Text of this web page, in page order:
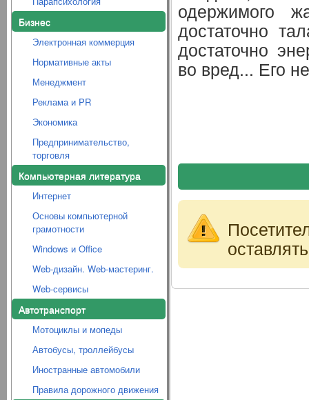
Бизнес
Электронная коммерция
Нормативные акты
Менеджмент
Реклама и PR
Экономика
Предпринимательство,
торговля
Компьютерная литература
Интернет
Основы компьютерной
грамотности
Windows и Office
Web-дизайн. Web-мастеринг.
Web-сервисы
Автотранспорт
Мотоциклы и мопеды
Автобусы, троллейбусы
Иностранные автомобили
Правила дорожного движения
одержимого
достаточно
достаточно
во вред... Его